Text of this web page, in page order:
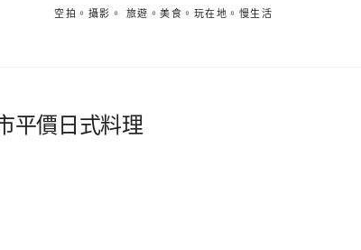
空拍。攝影。 旅遊。美食。玩在地。慢生活
平價日式料理